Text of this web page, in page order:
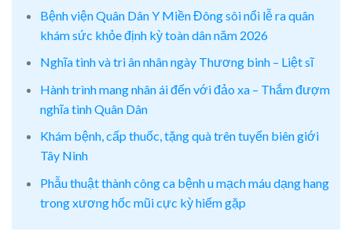
Bệnh viện Quân Dân Y Miền Đông sôi nổi lễ ra quân
khám sức khỏe định kỳ toàn dân năm 2026
Nghĩa tình và tri ân nhân ngày Thương binh – Liệt sĩ
Hành trình mang nhân ái đến với đảo xa – Thắm đượm
nghĩa tình Quân Dân
Khám bệnh, cấp thuốc, tặng quà trên tuyến biên giới
Tây Ninh
Phẫu thuật thành công ca bệnh u mạch máu dạng hang
trong xương hốc mũi cực kỳ hiếm gặp